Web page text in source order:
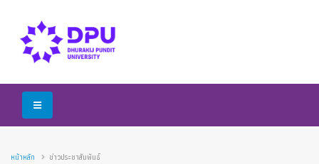
หน้าหลัก ข่าวประชาสัมพันธ์